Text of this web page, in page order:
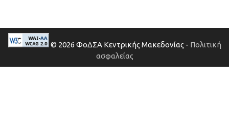
© 2026 ΦοΔΣΑ Κεντρικής Μακεδονίας - Πολιτική
ασφαλείας